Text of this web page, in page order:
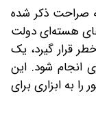
صراحت ذکر شده
هسته‌ای دولت
قرار گیرد، یک
انجام شود. این
به ابزاری برای